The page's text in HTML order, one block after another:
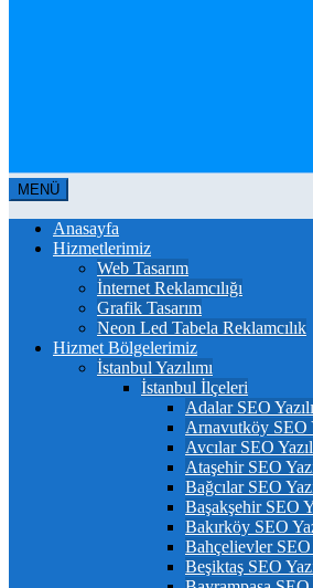
MENÜ
Anasayfa
Hizmetlerimiz
Web Tasarım
İnternet Reklamcılığı
Grafik Tasarım
Neon Led Tabela Reklamcılık
Hizmet Bölgelerimiz
İstanbul Yazılımı
İstanbul İlçeleri
Adalar SEO
Arnavutköy SEO
Avcılar SEO
Ataşehir SEO
Bağcılar SEO
Başakşehir SEO
Bakırköy SEO
Bahçelievler SEO
Beşiktaş SEO